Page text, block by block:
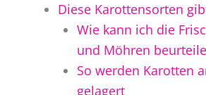
Diese Karottensorten
Wie kann ich die
und Möhren
So werden Karotten
gelagert